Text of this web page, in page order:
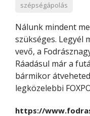
szépségápolás
Nálunk mindent
szükséges. Legyél
vevő, a
Ráadásul már a
bármikor
legközelebbi
https://